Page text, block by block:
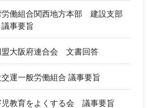
労働組合関西地方本部 建設支部
事要旨
盟大阪府連合会 文書回答
運一般労働組合 議事要旨
児教育をよくする会 議事要旨